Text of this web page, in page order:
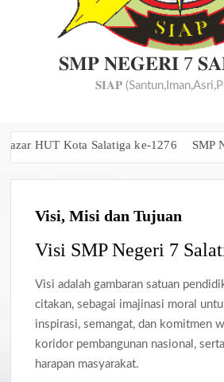
𝐒𝐌𝐏 𝐍𝐄𝐆𝐄𝐑𝐈 7
𝐒𝐈𝐀𝐏
Kota Salatiga ke-1276 SMP Negeri
Visi, Misi dan Tujuan
Visi SMP Negeri 7
Visi adalah gambaran satuan
citakan, sebagai imajinasi moral
inspirasi, semangat, dan komitmen
koridor pembangunan nasional,
harapan masyarakat.